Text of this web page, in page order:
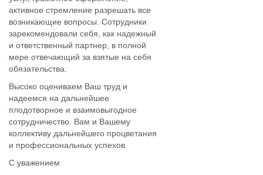
активное стремление разрешать все
возникающие вопросы. Сотрудники
зарекомендовали себя, как надежный
и ответственный партнер, в полной
мере отвечающий за взятые на себя
обязательства.
Высоко оцениваем Ваш труд и
надеемся на дальнейшее
плодотворное и взаимовыгодное
сотрудничество. Вам и Вашему
коллективу дальнейшего процветания
и профессиональных успехов.
С уважением